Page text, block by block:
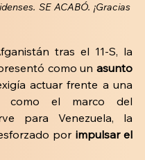
SE ACABÓ. ¡Gracias
tras el 11-S, la
como un asunto
actuar frente a una
como el marco del
para Venezuela, la
por impulsar el